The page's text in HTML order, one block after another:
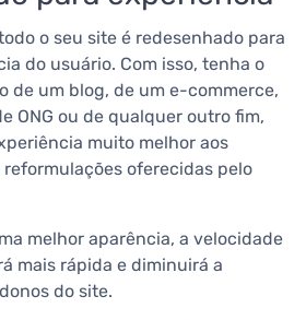
o seu site é redesenhado para
do usuário. Com isso, tenha o
de um blog, de um e-commerce,
ONG ou de qualquer outro fim,
muito melhor aos
oferecidas pelo
melhor aparência, a velocidade
mais rápida e diminuirá a
do site.